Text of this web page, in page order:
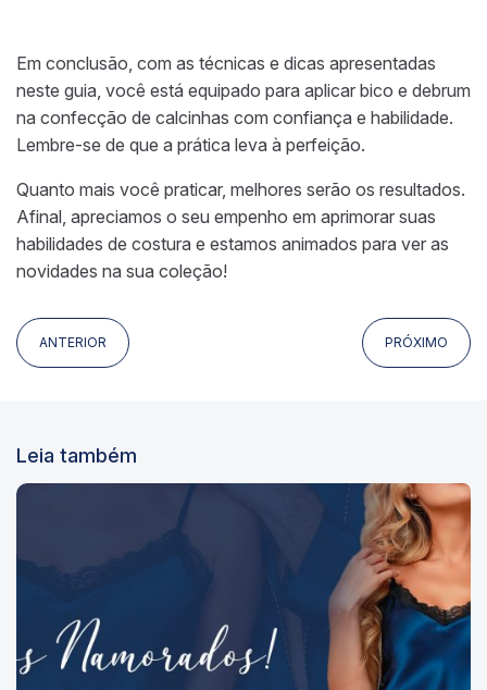
Em conclusão, com as técnicas e dicas apresentadas
neste guia, você está equipado para aplicar bico e debrum
na confecção de calcinhas com confiança e habilidade.
Lembre-se de que a prática leva à perfeição.
Quanto mais você praticar, melhores serão os resultados.
Afinal, apreciamos o seu empenho em aprimorar suas
habilidades de costura e estamos animados para ver as
novidades na sua coleção!
ANTERIOR PRÓXIMO
Leia também